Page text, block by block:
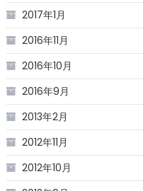
2017年1月
2016年11月
2016年10月
2016年9月
2013年2月
2012年11月
2012年10月